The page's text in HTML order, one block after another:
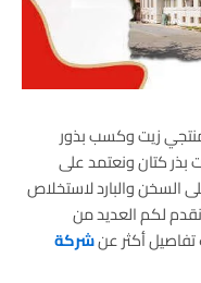
زيت وكسب بذور
بذر كتان ونعتمد على
السخن والبارد لاستخلاص
لكم العديد من
تفاصيل أكثر عنشركة